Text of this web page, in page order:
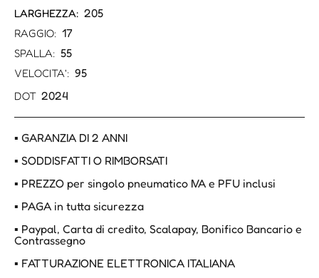
LARGHEZZA: 205
RAGGIO: 17
SPALLA: 55
VELOCITA': 95
DOT 2024
▪ GARANZIA DI 2 ANNI
▪ SODDISFATTI O RIMBORSATI
▪ PREZZO per singolo pneumatico IVA e PFU inclusi
▪ PAGA in tutta sicurezza
▪ Paypal, Carta di credito, Scalapay, Bonifico Bancario e
Contrassegno
▪ FATTURAZIONE ELETTRONICA ITALIANA